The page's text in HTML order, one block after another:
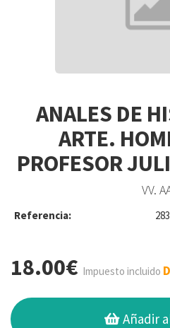
ANALES DE
ARTE.
PROFESOR
VV.
Referencia:
18.00€ Impuesto incluido
Añadir